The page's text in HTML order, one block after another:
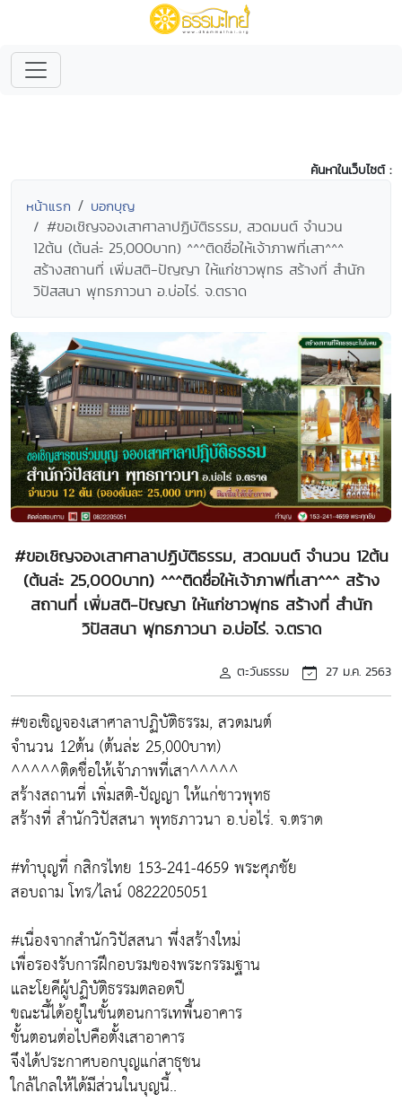
ค้นหาในเว็บไซต์ :
หน้าแรก บอกบุญ
#ขอเชิญจองเสาศาลาปฏิบัติธรรม, สวดมนต์ จำนวน
12ต้น (ต้นล่ะ 25,000บาท) ^^^ติดชื่อให้เจ้าภาพที่เสา^^^
สร้างสถานที่ เพิ่มสติ-ปัญญา ให้แก่ชาวพุทธ สร้างที่ สำนัก
วิปัสสนา พุทธภาวนา อ.บ่อไร่. จ.ตราด
#ขอเชิญจองเสาศาลาปฏิบัติธรรม, สวดมนต์ จำนวน 12ต้น
(ต้นล่ะ 25,000บาท) ^^^ติดชื่อให้เจ้าภาพที่เสา^^^ สร้าง
สถานที่ เพิ่มสติ-ปัญญา ให้แก่ชาวพุทธ สร้างที่ สำนัก
วิปัสสนา พุทธภาวนา อ.บ่อไร่. จ.ตราด
ตะวันธรรม 27 ม.ค. 2563
#ขอเชิญจองเสาศาลาปฏิบัติธรรม, สวดมนต์
จำนวน 12ต้น (ต้นล่ะ 25,000บาท)
^^^^^ติดชื่อให้เจ้าภาพที่เสา^^^^^
สร้างสถานที่ เพิ่มสติ-ปัญญา ให้แก่ชาวพุทธ
สร้างที่ สำนักวิปัสสนา พุทธภาวนา อ.บ่อไร่. จ.ตราด
#ทำบุญที่ กสิกรไทย 153-241-4659 พระศุภชัย
สอบถาม โทร/ไลน์ 0822205051
#เนื่องจากสำนักวิปัสสนา พึ่งสร้างใหม่
เพื่อรองรับการฝึกอบรมของพระกรรมฐาน
และโยคีผู้ปฏิบัติธรรมตลอดปี
ขณะนี้ได้อยู่ในขั้นตอนการเทพื้นอาคาร
ขั้นตอนต่อไปคือตั้งเสาอาคาร
จึงได้ประกาศบอกบุญแก่สาธุชน
ใกล้ไกลให้ได้มีส่วนในบุญนี้..